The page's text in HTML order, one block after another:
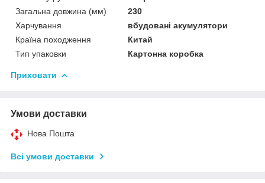
Загальна довжина (мм)
230
Харчування
вбудовані акумулятори
Країна походження
Китай
Тип упаковки
Картонна коробка
Приховати
Умови доставки
Нова Пошта
Всі умови доставки